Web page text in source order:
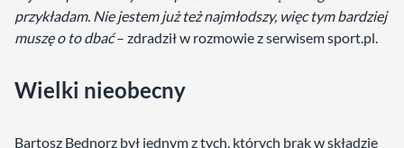
przykładam. Nie jestem już też najmłodszy, więc tym bardziej
muszę o to dbać– zdradził w rozmowie z serwisem sport.pl.
Wielki nieobecny
Bartosz Bednorz był jednym z tych, których brak w składzie